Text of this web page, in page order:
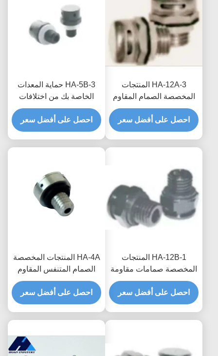
HA-12A-3 المنتجات
المخصصة الصمام المقاوم
للماء والمتنفس المزيج
المثالي للتكنولوجيا
والوظائف
احصل على أفضل سعر
HA-5B-3 حماية المعدات
الخاصة بك من اختلافات
الضغط والبيئات الرطبة مع
صمامات مقاومة للماء
والتنفس المخصصة
احصل على أفضل سعر
HA-12B-1 المنتجات
المخصصة صمامات مقاومة
للماء قابلة للتنفس لتوربينات
الرياح ذات الشفافية العالية
للهواء وضغط حجب المياه
احصل على أفضل سعر
HA-4A المنتجات المخصصة
الصمام المتنفس المقاوم
للماء لحماية المعدات الأمثل
واستقرار ضغط الهواء
احصل على أفضل سعر